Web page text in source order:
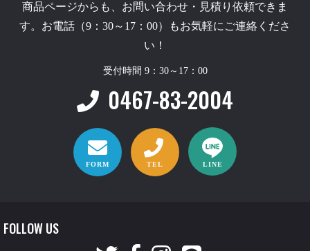
商品ページからも、お問い合わせ・見積り依頼できま
す。お電話（9：30～17：00）もお気軽にご連絡くださ
い！
受付時間 9：30～17：00
0467-83-2004
FORM TEL LINE
FOLLOW US